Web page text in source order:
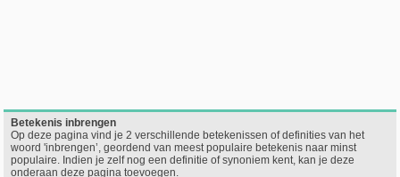
Betekenis inbrengen
Op deze pagina vind je 2 verschillende betekenissen of definities van het
woord 'inbrengen’, geordend van meest populaire betekenis naar minst
populaire. Indien je zelf nog een definitie of synoniem kent, kan je deze
onderaan deze pagina toevoegen.